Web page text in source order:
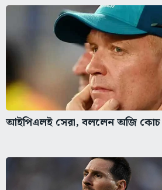
আইপিএলই সেরা, বললেন অজি কোচ